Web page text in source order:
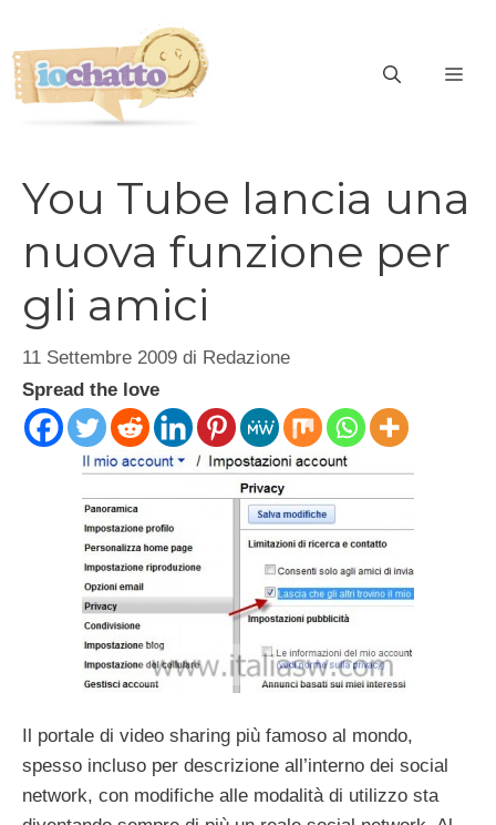
contenuto
You Tube lancia una
nuova funzione per
gli amici
11 Settembre 2009 di Redazione
Spread the love
Il portale di video sharing più famoso al mondo,
spesso incluso per descrizione all’interno dei social
network, con modifiche alle modalità di utilizzo sta